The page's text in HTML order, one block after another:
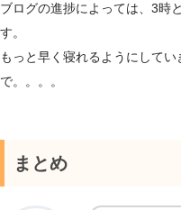
ブログの進捗によっては、3時
す。
もっと早く寝れるようにして
で。。。。
まとめ